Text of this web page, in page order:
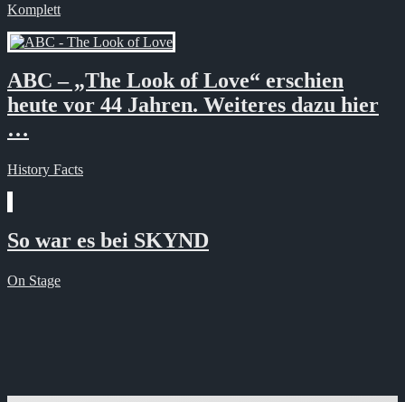
Komplett
ABC – „The Look of Love“ erschien
heute vor 44 Jahren. Weiteres dazu hier
…
History Facts
So war es bei SKYND
On Stage